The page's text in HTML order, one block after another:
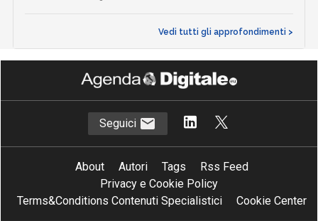
Vedi tutti gli approfondimenti >
Seguici
About Autori Tags
Rss Feed
Privacy e Cookie Policy
Terms&Conditions Contenuti Specialistici
Cookie Center